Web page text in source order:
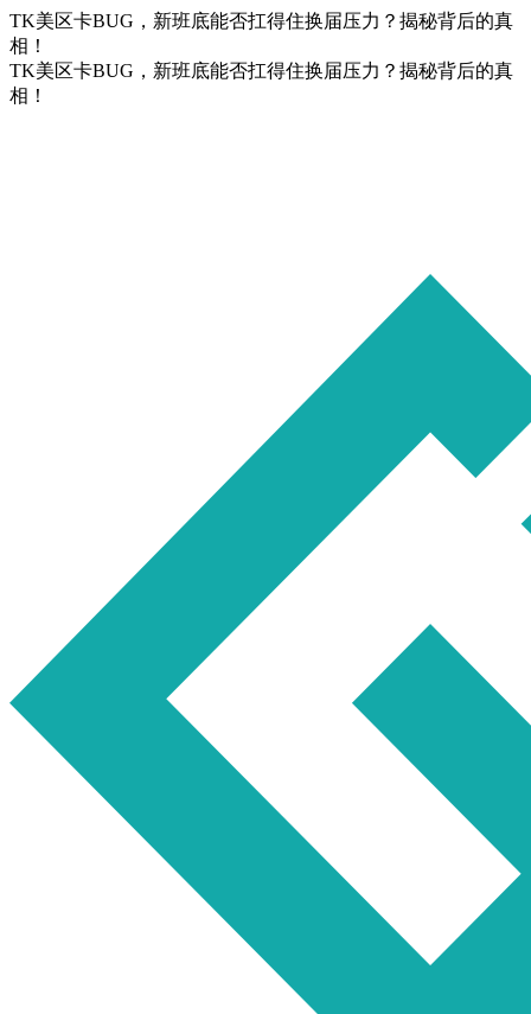
TK美区卡BUG，新班底能否扛得住换届压力？揭秘背后的真
相！
TK美区卡BUG，新班底能否扛得住换届压力？揭秘背后的真
相！